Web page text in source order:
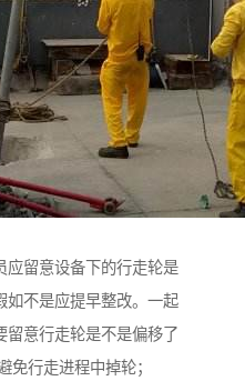
应留意设备下的行走轮是
如不是应提早整改。一起
留意行走轮是不是偏移了
免行走进程中掉轮；